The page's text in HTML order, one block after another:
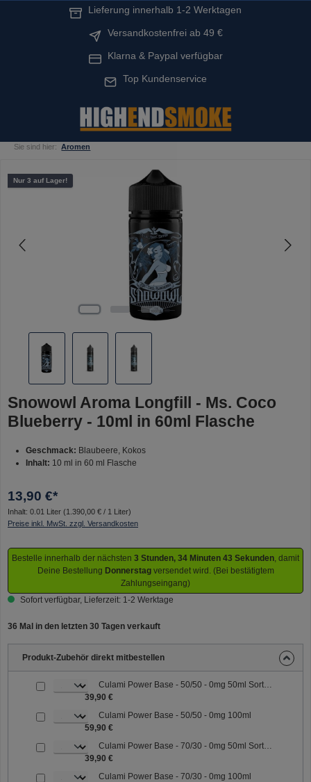
Lieferung innerhalb 1-2 Werktagen
Versandkostenfrei ab 49 €
Klarna & Paypal verfügbar
Top Kundenservice
Sie sind hier: Aromen
Bildergalerie überspringen
Nur 3 auf Lager!
Snowowl Aroma Longfill - Ms. Coco
Blueberry - 10ml in 60ml Flasche
Geschmack: Blaubeere, Kokos
Inhalt: 10 ml in 60 ml Flasche
13,90 €*
Inhalt: 0.01 Liter (1.390,00 € / 1 Liter)
Preise inkl. MwSt. zzgl. Versandkosten
Bestelle innerhalb der nächsten 3 Stunden, 34 Minuten 43 Sekunden, damit
Deine Bestellung Donnerstag versendet wird. (Bei bestätigtem
Zahlungseingang)
Sofort verfügbar, Lieferzeit: 1-2 Werktage
36 Mal in den letzten 30 Tagen verkauft
Produkt-Zubehör direkt mitbestellen
Culami Power Base - 50/50 - 0mg 50ml Sorte: 50/50
39,90 €
Culami Power Base - 50/50 - 0mg 100ml
59,90 €
Culami Power Base - 70/30 - 0mg 50ml Sorte: 70/30
39,90 €
Culami Power Base - 70/30 - 0mg 100ml